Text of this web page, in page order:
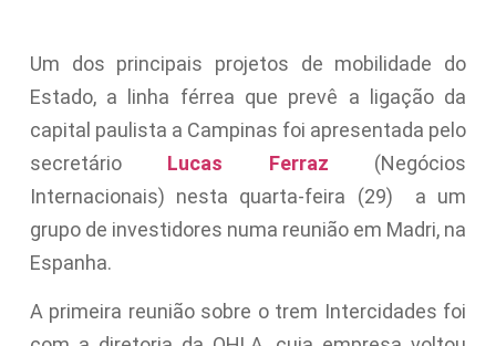
Um dos principais projetos de mobilidade do
Estado, a linha férrea que prevê a ligação da
capital paulista a Campinas foi apresentada pelo
secretário Lucas Ferraz (Negócios
Internacionais) nesta quarta-feira (29) a um
grupo de investidores numa reunião em Madri, na
Espanha.
A primeira reunião sobre o trem Intercidades foi